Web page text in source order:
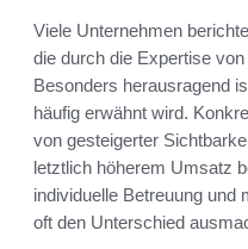
Viele Unternehmen
die durch die Expertise
Besonders herausragend
häufig erwähnt wird.
von gesteigerter
letztlich höherem Umsatz
individuelle Betreuung und
oft den Unterschied